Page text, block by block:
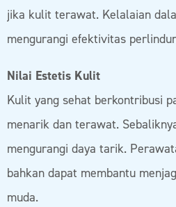
jika kulit terawat. Kelalaian
mengurangi efektivitas
Nilai Estetis Kulit
Kulit yang sehat berkontribusi
menarik dan terawat.
mengurangi daya tarik.
bahkan dapat membantu
muda.